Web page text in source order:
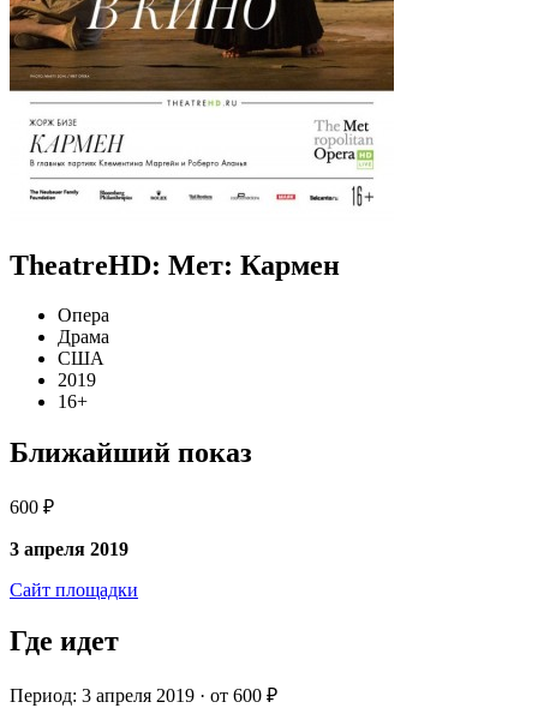
TheatreHD: Мет: Кармен
Опера
Драма
США
2019
16+
Ближайший показ
600 ₽
3 апреля 2019
Сайт площадки
Где идет
Период: 3 апреля 2019 · от 600 ₽